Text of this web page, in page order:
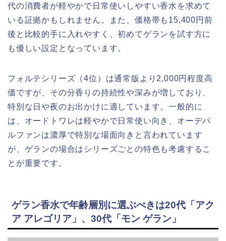
代の消費者が軽やかで日常使いしやすい香水を求めて
いる証拠かもしれません。また、価格帯も15,400円前
後と比較的手に入れやすく、初めてゲランを試す方に
も優しい設定となっています。
フォルテシリーズ（4位）は通常版より2,000円程度高
価ですが、その分香りの持続性や深みが増しており、
特別な日や夜のお出かけに適しています。一般的に
は、オードトワレは軽やかで日常使い向き、オーデパ
ルファンは濃厚で特別な場面向きと言われています
が、ゲランの場合はシリーズごとの特色も考慮するこ
とが重要です。
ゲラン香水で年齢層別に選ぶべきは20代「アク
ア アレゴリア」、30代「モン ゲラン」